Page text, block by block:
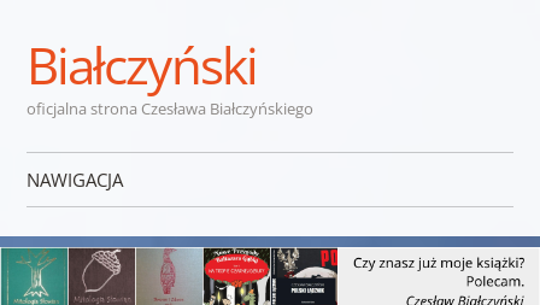
Białczyński
oficjalna strona Czesława Białczyńskiego
NAWIGACJA